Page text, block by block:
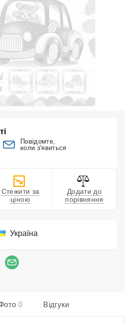
Повідомте,
коли з'явиться
Стежити за
ціною
Додати до
порівняння
Україна
0 Відгуки